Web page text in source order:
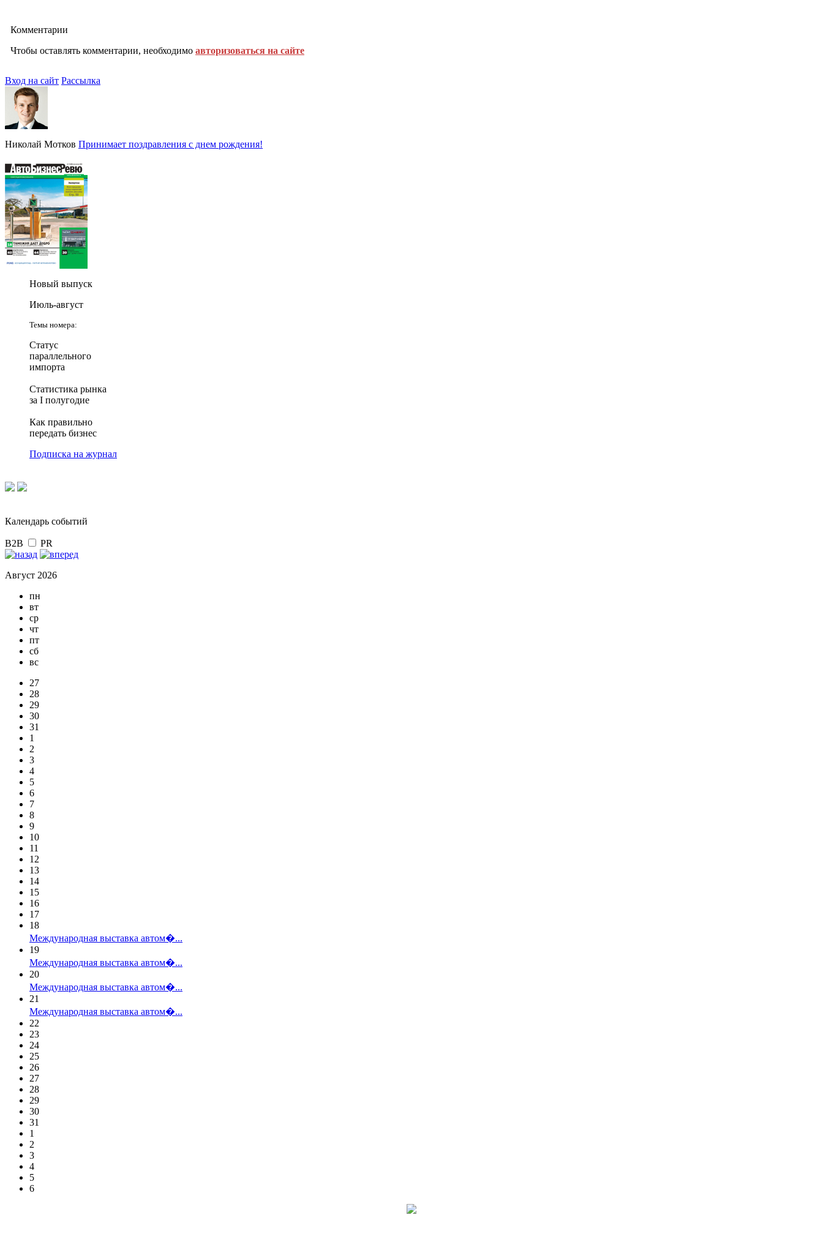
Комментарии
Чтобы оставлять комментарии, необходимо авторизоваться на сайте
Вход на сайт Рассылка
Николай Мотков Принимает поздравления с днем рождения!
Новый выпуск
Июль-август
Темы номера:
Статус
параллельного
импорта
Статистика рынка
за I полугодие
Как правильно
передать бизнес
Подписка на журнал
Календарь событий
B2B PR
Август 2026
пн
вт
ср
чт
пт
сб
вс
27
28
29
30
31
1
2
3
4
5
6
7
8
9
10
11
12
13
14
15
16
17
18
Международная выставка автом�...
19
Международная выставка автом�...
20
Международная выставка автом�...
21
Международная выставка автом�...
22
23
24
25
26
27
28
29
30
31
1
2
3
4
5
6